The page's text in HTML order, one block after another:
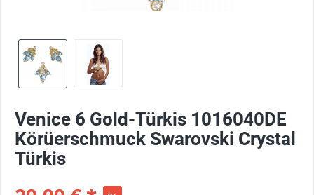
Venice 6 Gold-Türkis 1016040DE
Körüerschmuck Swarovski Crystal
Türkis